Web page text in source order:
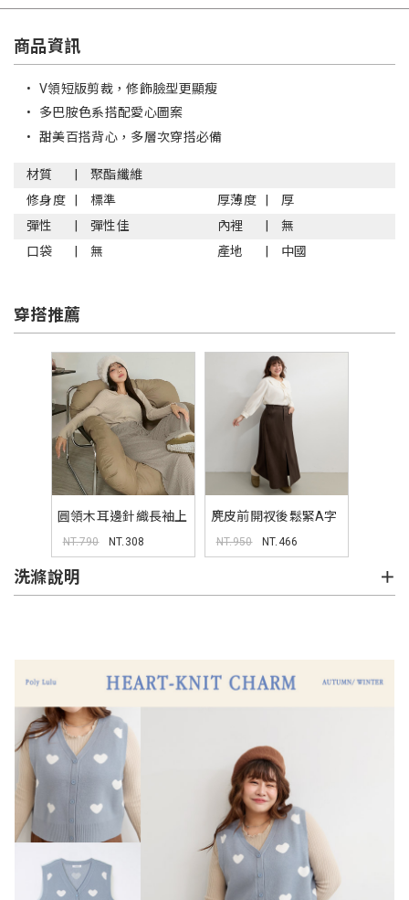
商品資訊
• V領短版剪裁，修飾臉型更顯瘦
• 多巴胺色系搭配愛心圖案
• 甜美百搭背心，多層次穿搭必備
材質
聚酯纖維
修身度
標準 厚薄度
厚
彈性
彈性佳 內裡
無
口袋
無 產地 中國
穿搭推薦
圓領木耳邊針織長袖上
衣
NT.790 NT.308
麂皮前開衩後鬆緊A字
長裙
NT.950 NT.466
洗滌說明